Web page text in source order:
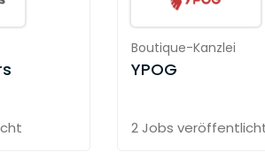
Boutique-Kanzlei
YPOG
2 Jobs